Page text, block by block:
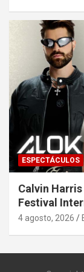
ESPECTÁCULOS
Calvin
Festival
4 agosto, 2026